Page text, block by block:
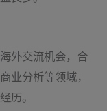
外交流机会，合
业分析等领域，
历。